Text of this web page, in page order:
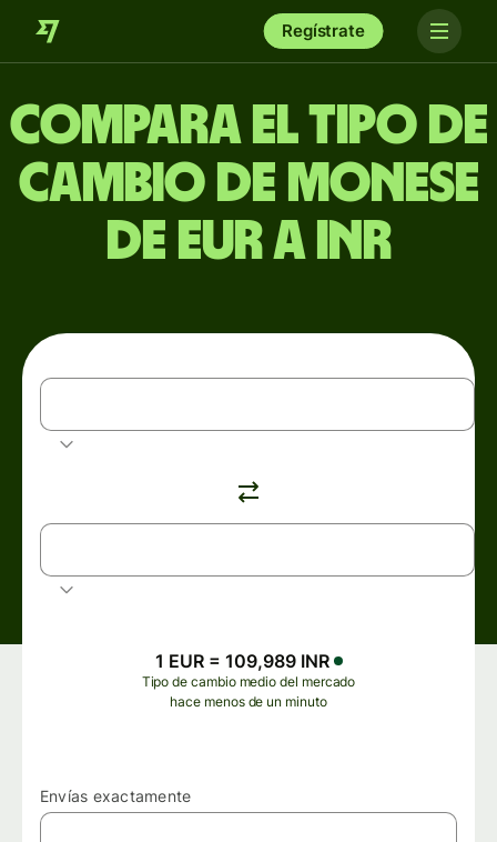
Regístrate
Compara el tipo de
cambio de Monese
de EUR a INR
1 EUR = 109,989 INR
Tipo de cambio medio del mercado
hace menos de un minuto
Envías exactamente